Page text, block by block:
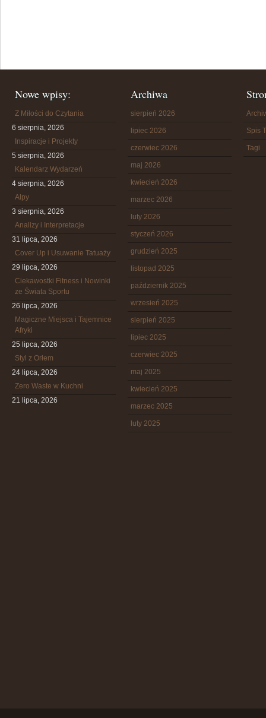
Nowe wpisy:
Z Miłości do Czytania
6 sierpnia, 2026
Inspiracje i Projekty
5 sierpnia, 2026
Kalendarz Wydarzeń
4 sierpnia, 2026
Alpy
3 sierpnia, 2026
Analizy i Interpretacje
31 lipca, 2026
Cover Up i Usuwanie Tatuaży
29 lipca, 2026
Ciekawostki Fitness i Nowinki
ze Świata Sportu
26 lipca, 2026
Magiczne Miejsca i Tajemnice
Afryki
25 lipca, 2026
Styl z Orłem
24 lipca, 2026
Zero Waste w Kuchni
21 lipca, 2026
Archiwa
sierpień 2026
lipiec 2026
czerwiec 2026
maj 2026
kwiecień 2026
marzec 2026
luty 2026
styczeń 2026
grudzień 2025
listopad 2025
październik 2025
wrzesień 2025
sierpień 2025
lipiec 2025
czerwiec 2025
maj 2025
kwiecień 2025
marzec 2025
luty 2025
Spis
Tagi